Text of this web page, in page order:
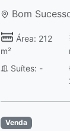
Bom
Área: 212
m²
Suítes: -
Venda